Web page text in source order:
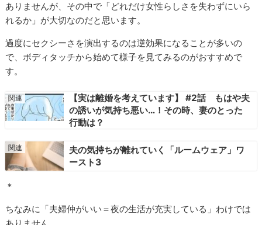
ありませんが、その中で「どれだけ女性らしさを失わずにいら
れるか」が大切なのだと思います。
過度にセクシーさを演出するのは逆効果になることが多いの
で、ボディタッチから始めて様子を見てみるのがおすすめで
す。
【実は離婚を考えています】 #2話 もはや夫
の誘いが気持ち悪い…！その時、妻のとった
行動は？
夫の気持ちが離れていく「ルームウェア」ワ
ースト3
＊
ちなみに「夫婦仲がいい＝夜の生活が充実している」わけでは